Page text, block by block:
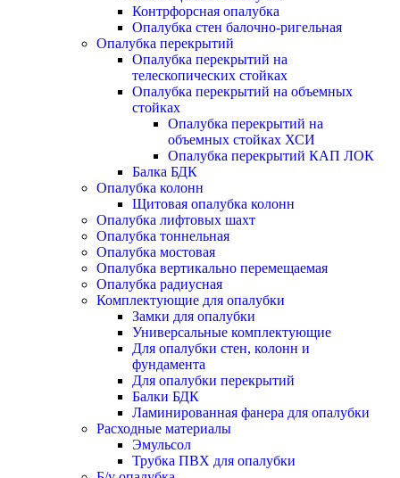
Контрфорсная опалубка
Опалубка стен балочно-ригельная
Опалубка перекрытий
Опалубка перекрытий на
телескопических стойках
Опалубка перекрытий на объемных
стойках
Опалубка перекрытий на
объемных стойках ХСИ
Опалубка перекрытий КАП ЛОК
Балка БДК
Опалубка колонн
Щитовая опалубка колонн
Опалубка лифтовых шахт
Опалубка тоннельная
Опалубка мостовая
Опалубка вертикально перемещаемая
Опалубка радиусная
Комплектующие для опалубки
Замки для опалубки
Универсальные комплектующие
Для опалубки стен, колонн и
фундамента
Для опалубки перекрытий
Балки БДК
Ламинированная фанера для опалубки
Расходные материалы
Эмульсол
Трубка ПВХ для опалубки